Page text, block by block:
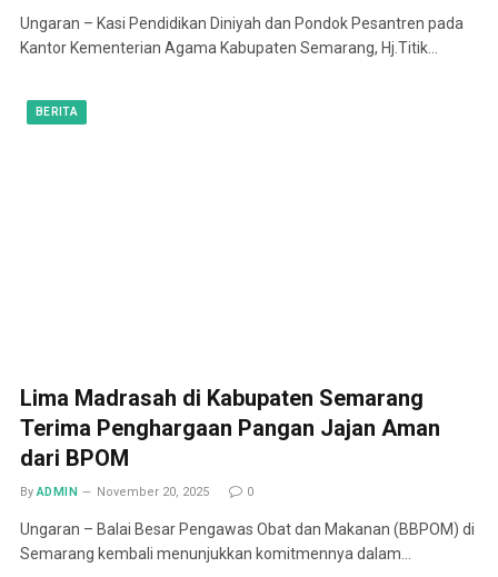
Ungaran – Kasi Pendidikan Diniyah dan Pondok Pesantren pada
Kantor Kementerian Agama Kabupaten Semarang, Hj.Titik…
BERITA
Lima Madrasah di Kabupaten Semarang
Terima Penghargaan Pangan Jajan Aman
dari BPOM
By ADMIN November 20, 2025 0
Ungaran – Balai Besar Pengawas Obat dan Makanan (BBPOM) di
Semarang kembali menunjukkan komitmennya dalam…